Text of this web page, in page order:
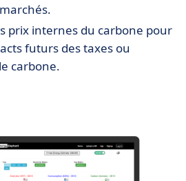
prix internes du carbone pour
futurs des taxes ou
carbone.